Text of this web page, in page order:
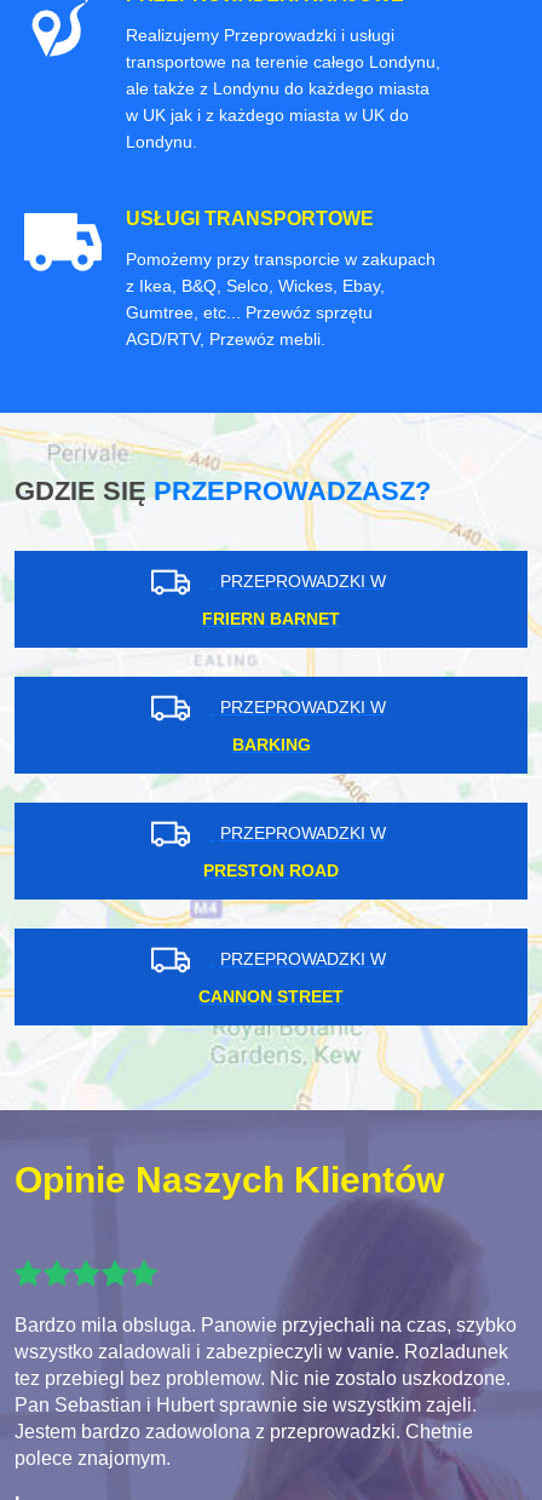
Realizujemy Przeprowadzki i usługi
transportowe na terenie całego Londynu,
ale także z Londynu do każdego miasta
w UK jak i z każdego miasta w UK do
Londynu.
USŁUGI TRANSPORTOWE
Pomożemy przy transporcie w zakupach
z Ikea, B&Q, Selco, Wickes, Ebay,
Gumtree, etc... Przewóz sprzętu
AGD/RTV, Przewóz mebli.
GDZIE SIĘPRZEPROWADZASZ?
PRZEPROWADZKI W
FRIERN BARNET
PRZEPROWADZKI W
BARKING
PRZEPROWADZKI W
PRESTON ROAD
PRZEPROWADZKI W
CANNON STREET
Opinie Naszych Klientów
Bardzo mila obsluga. Panowie przyjechali na czas, szybko
wszystko zaladowali i zabezpieczyli w vanie. Rozladunek
tez przebiegl bez problemow. Nic nie zostalo uszkodzone.
Pan Sebastian i Hubert sprawnie sie wszystkim zajeli.
Jestem bardzo zadowolona z przeprowadzki. Chetnie
polece znajomym.